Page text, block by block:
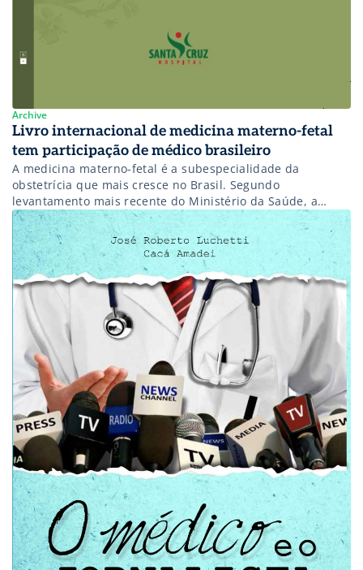
Archive
Livro internacional de medicina materno-fetal
tem participação de médico brasileiro
A medicina materno-fetal é a subespecialidade da
obstetrícia que mais cresce no Brasil. Segundo
levantamento mais recente do Ministério da Saúde, a
mortalidade neonatal é o principal indicador de
mortalidade infantil desde o fim da década de 1980,
representando de 60% a 70% dos óbitos entre crianças
brasileiras.